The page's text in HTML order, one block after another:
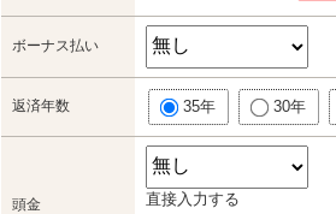
ボーナス払い
返済年数 35年 30年
頭金 直接入力する